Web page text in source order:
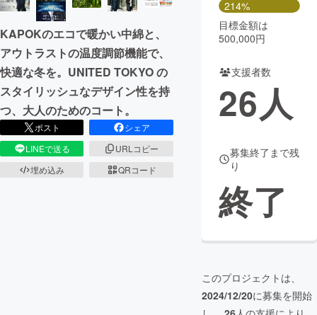
CAMPFIREふるさと納税
コミュニティ
KAPOKのエコで暖かい中綿と、
アウトラストの温度調節機能で、
快適な冬を。UNITED TOKYO の
スタイリッシュなデザイン性を持
つ、大人のためのコート。
ポスト
シェア
LINEで送る
URLコピー
埋め込み
QRコード
214%
目標金額は
500,000円
支援者数
26人
募集終了まで残
り
終了
このプロジェクトは、
2024/12/20に募集を開始